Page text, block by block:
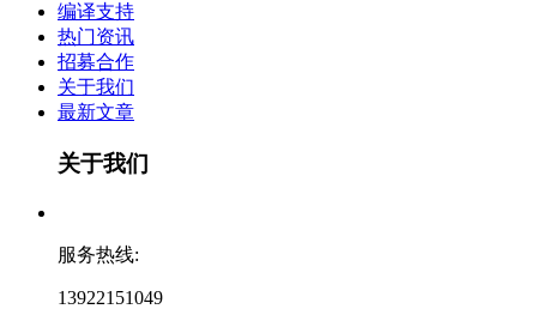
编译支持
热门资讯
招募合作
关于我们
最新文章
关于我们
服务热线:
13922151049